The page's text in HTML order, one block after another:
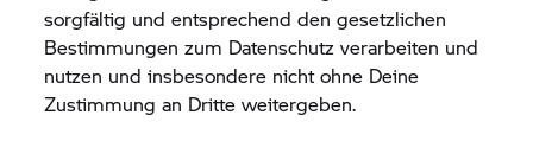
sorgfältig und entsprechend den gesetzlichen
Bestimmungen zum Datenschutz verarbeiten und
nutzen und insbesondere nicht ohne Deine
Zustimmung an Dritte weitergeben.